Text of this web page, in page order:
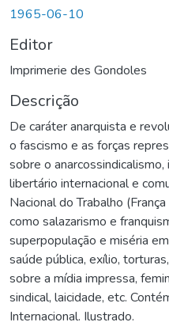
1965-06-10
Editor
Imprimerie des Gondoles
Descrição
De caráter anarquista e
o fascismo e as forças
sobre o
libertário internacional e
Nacional do Trabalho
como salazarismo e
superpopulação e miséria
saúde pública, exílio,
sobre a mídia impressa,
sindical, laicidade, etc.
Internacional. Ilustrado.